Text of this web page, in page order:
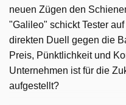
neuen Zügen den
"Galileo" schickt Tester
direkten Duell gegen die
Preis, Pünktlichkeit und
Unternehmen ist für die
aufgestellt?